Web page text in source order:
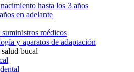
hasta los 3 años
en adelante
médicos
y aparatos de adaptación
bucal